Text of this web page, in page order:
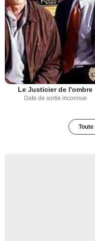
Le Justicier de l'ombre
Date de sortie inconnue